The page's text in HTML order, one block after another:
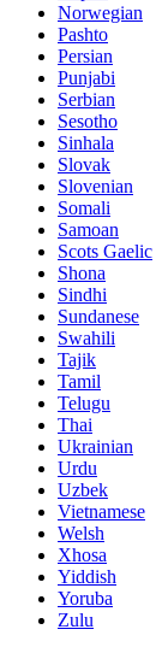
Norwegian
Pashto
Persian
Punjabi
Serbian
Sesotho
Sinhala
Slovak
Slovenian
Somali
Samoan
Scots Gaelic
Shona
Sindhi
Sundanese
Swahili
Tajik
Tamil
Telugu
Thai
Ukrainian
Urdu
Uzbek
Vietnamese
Welsh
Xhosa
Yiddish
Yoruba
Zulu